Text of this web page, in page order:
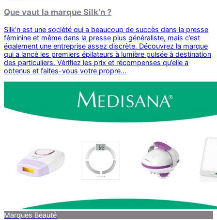
Que vaut la marque Silk’n ?
Silk’n est une société qui a beaucoup de succès dans la presse
féminine et même dans la presse plus généraliste, mais c’est
également une entreprise assez discrète. Découvrez la marque
qui a lancé les premiers épilateurs à lumière pulsée à destination
des particuliers. Vérifiez les prix et récompenses qu’elle a
obtenus et faites-vous votre propre…
Marques Beauté